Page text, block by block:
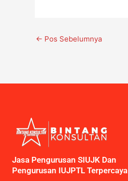
← Pos Sebelumnya
Jasa Pengurusan SIUJK Dan
Pengurusan IUJPTL Terpercaya